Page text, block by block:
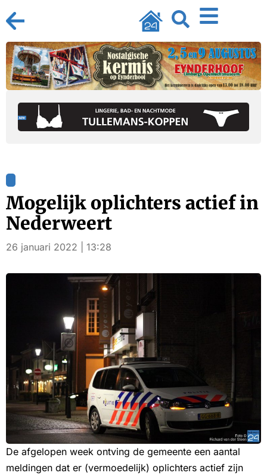
Mogelijk oplichters actief in
Nederweert
26 januari 2022 | 13:28
De afgelopen week ontving de gemeente een aantal
meldingen dat er (vermoedelijk) oplichters actief zijn